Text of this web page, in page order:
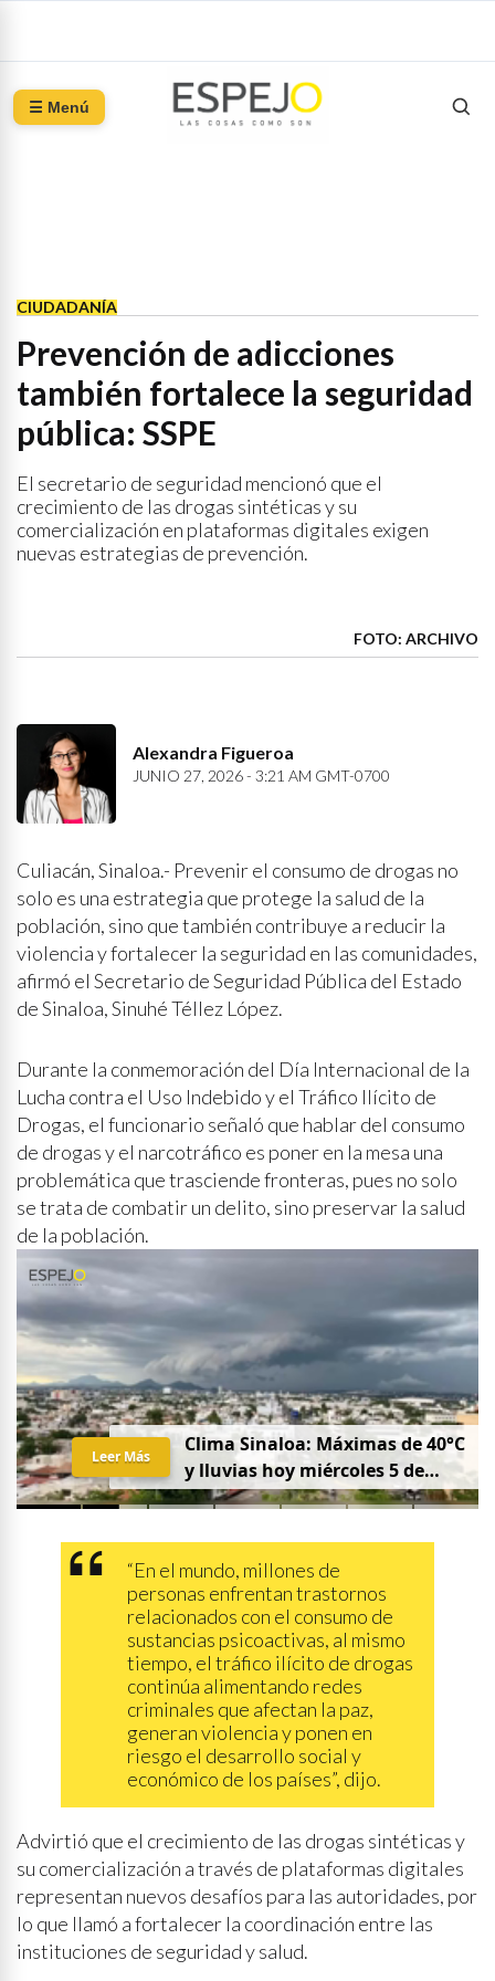
☰ Menú
CIUDADANÍA
Prevención de adicciones
también fortalece la seguridad
pública: SSPE
El secretario de seguridad mencionó que el
crecimiento de las drogas sintéticas y su
comercialización en plataformas digitales exigen
nuevas estrategias de prevención.
FOTO: ARCHIVO
Alexandra Figueroa
JUNIO 27, 2026 - 3:21 AM GMT-0700
Culiacán, Sinaloa.- Prevenir el consumo de drogas no
solo es una estrategia que protege la salud de la
población, sino que también contribuye a reducir la
violencia y fortalecer la seguridad en las comunidades,
afirmó el Secretario de Seguridad Pública del Estado
de Sinaloa, Sinuhé Téllez López.
Durante la conmemoración del Día Internacional de la
Lucha contra el Uso Indebido y el Tráfico Ilícito de
Drogas, el funcionario señaló que hablar del consumo
de drogas y el narcotráfico es poner en la mesa una
problemática que trasciende fronteras, pues no solo
se trata de combatir un delito, sino preservar la salud
de la población.
Clima Sinaloa: Máximas de 40°C
y lluvias hoy miércoles 5 de
agosto
Leer Más
“En el mundo, millones de
personas enfrentan trastornos
relacionados con el consumo de
sustancias psicoactivas, al mismo
tiempo, el tráfico ilícito de drogas
continúa alimentando redes
criminales que afectan la paz,
generan violencia y ponen en
riesgo el desarrollo social y
económico de los países”, dijo.
Advirtió que el crecimiento de las drogas sintéticas y
su comercialización a través de plataformas digitales
representan nuevos desafíos para las autoridades, por
lo que llamó a fortalecer la coordinación entre las
instituciones de seguridad y salud.